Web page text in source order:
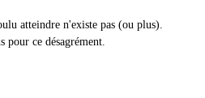
atteindre n'existe pas (ou plus).
pour ce désagrément.